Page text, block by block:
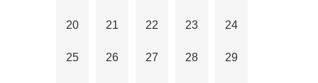
20 21 22 23 24
25 26 27 28 29